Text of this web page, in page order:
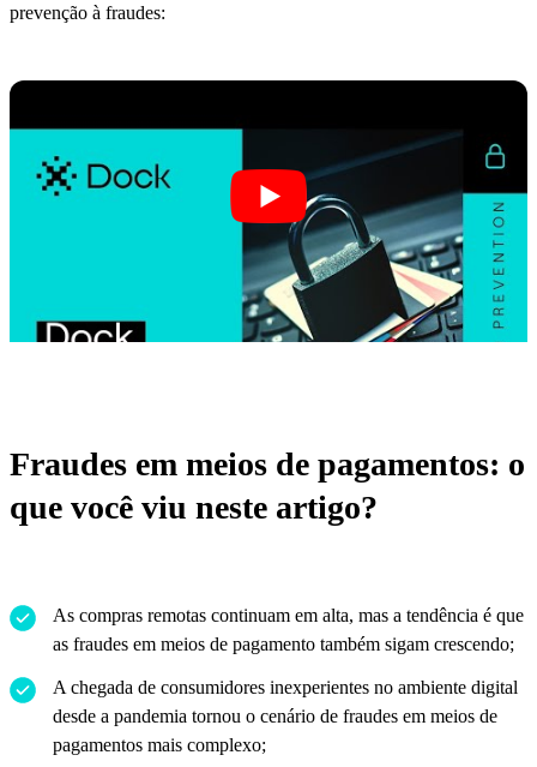
prevenção à fraudes:
Fraudes em meios de pagamentos: o
que você viu neste artigo?
As compras remotas continuam em alta, mas a tendência é que
as fraudes em meios de pagamento também sigam crescendo;
A chegada de consumidores inexperientes no ambiente digital
desde a pandemia tornou o cenário de fraudes em meios de
pagamentos mais complexo;